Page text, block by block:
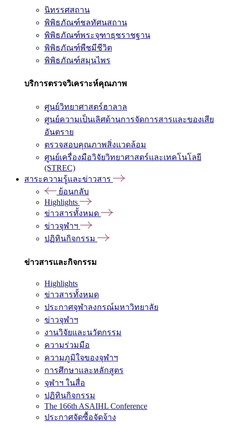
นิทรรศสถาน
พิพิธภัณฑ์ชลทัศนสถาน
พิพิธภัณฑ์พระจุฑาธุชราชฐาน
พิพิธภัณฑ์พืชมีชีวิต
พิพิธภัณฑ์สมุนไพร
บริการตรวจวิเคราะห์คุณภาพ
ศูนย์วิทยาศาสตร์ฮาลาล
ศูนย์ความเป็นเลิศด้านการจัดการสารและของเสีย
อันตราย
ตรวจสอบคุณภาพสิ่งแวดล้อม
ศูนย์เครื่องมือวิจัยวิทยาศาสตร์และเทคโนโลยี
(STREC)
สาระความรู้และข่าวสาร
ย้อนกลับ
Highlights
ข่าวสารทั้งหมด
ข่าวจุฬาฯ
ปฏิทินกิจกรรม
ข่าวสารและกิจกรรม
Highlights
ข่าวสารทั้งหมด
ประกาศจุฬาลงกรณ์มหาวิทยาลัย
ข่าวจุฬาฯ
งานวิจัยและนวัตกรรม
ความร่วมมือ
ความภูมิใจของจุฬาฯ
การศึกษาและหลักสูตร
จุฬาฯ ในสื่อ
ปฏิทินกิจกรรม
The 166th ASAIHL Conference
ประกาศจัดซื้อจัดจ้าง